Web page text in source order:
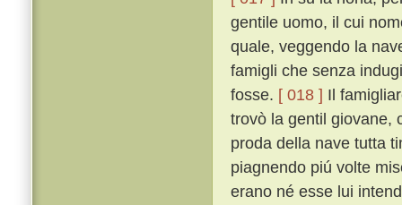
gentile uomo, il cui
quale, veggendo la
famigli che senza
fosse. [ 018 ] Il
trovò la gentil giovane,
proda della nave tutta
piagnendo piú volte
erano né esse lui